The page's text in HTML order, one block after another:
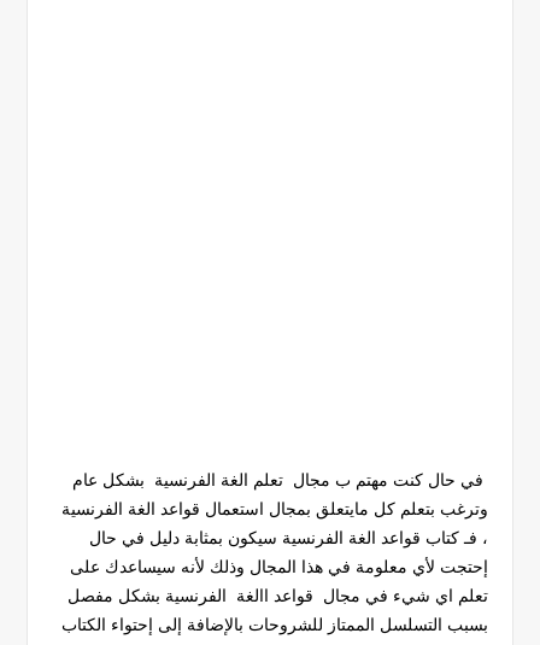
في حال كنت مهتم ب مجال تعلم الغة الفرنسية بشكل عام
وترغب بتعلم كل مايتعلق بمجال استعمال قواعد الغة الفرنسية
، فـ كتاب قواعد الغة الفرنسية سيكون بمثابة دليل في حال
إحتجت لأي معلومة في هذا المجال وذلك لأنه سيساعدك على
تعلم اي شيء في مجال قواعد االغة الفرنسية بشكل مفصل
بسبب التسلسل الممتاز للشروحات بالإضافة إلى إحتواء الكتاب